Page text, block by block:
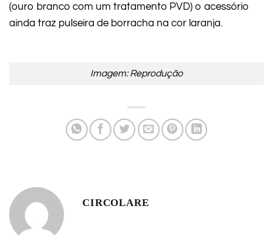
(ouro branco com um tratamento PVD) o acessório
ainda traz pulseira de borracha na cor laranja.
Imagem: Reprodução
CIRCOLARE